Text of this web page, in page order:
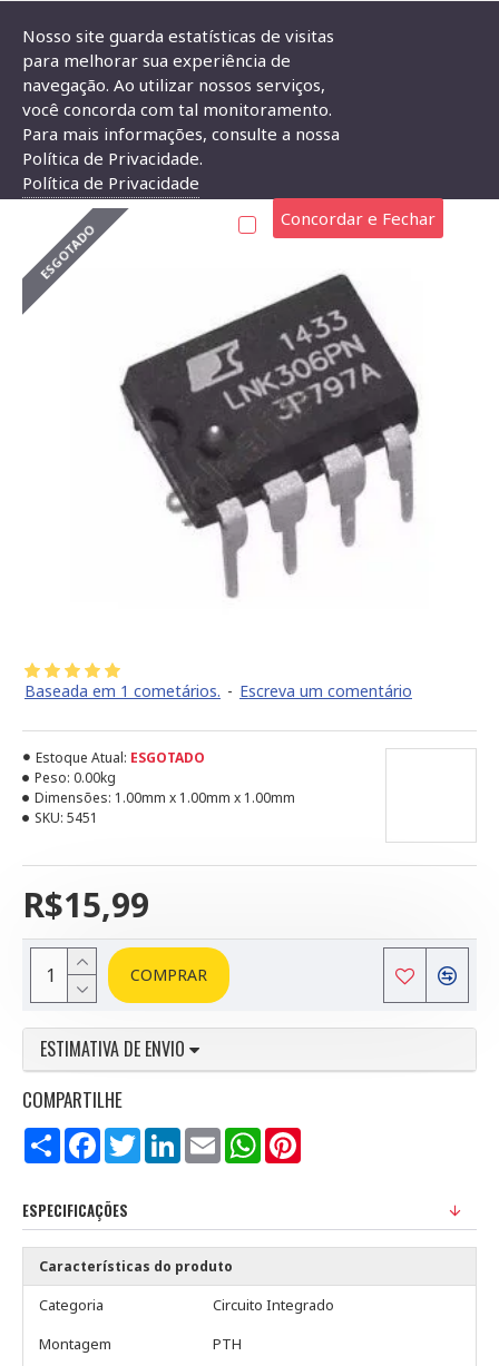
Circuito Integrado LNK306PN
CIRCUITO INTEGRADO LNK306PN
ESGOTADO
Baseada em 1 cometários. - Escreva um comentário
R$15,99
Estoque Atual: ESGOTADO
Peso: 0.00kg
Dimensões: 1.00mm x 1.00mm x 1.00mm
SKU: 5451
COMPRAR
ESTIMATIVA DE ENVIO
COMPARTILHE
Compartilhar
FacebookTwitterLinkedInEmail WhatsApp
ESPECIFICAÇÕES
Características do produto
Categoria
Circuito Integrado
Montagem
PTH
Nosso site guarda estatísticas de visitas
para melhorar sua experiência de
navegação. Ao utilizar nossos serviços,
você concorda com tal monitoramento.
Para mais informações, consulte a nossa
Política de Privacidade.
Política de Privacidade
Concordar e Fechar